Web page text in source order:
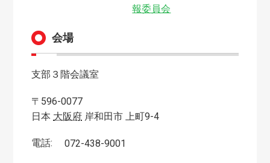
報委員会
会場
支部３階会議室
〒596-0077
日本 大阪府 岸和田市 上町9-4
電話: 072-438-9001